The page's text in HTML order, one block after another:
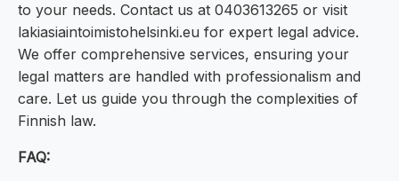
to your needs. Contact us at 0403613265 or visit
lakiasiaintoimistohelsinki.eu for expert legal advice.
We offer comprehensive services, ensuring your
legal matters are handled with professionalism and
care. Let us guide you through the complexities of
Finnish law.
FAQ: